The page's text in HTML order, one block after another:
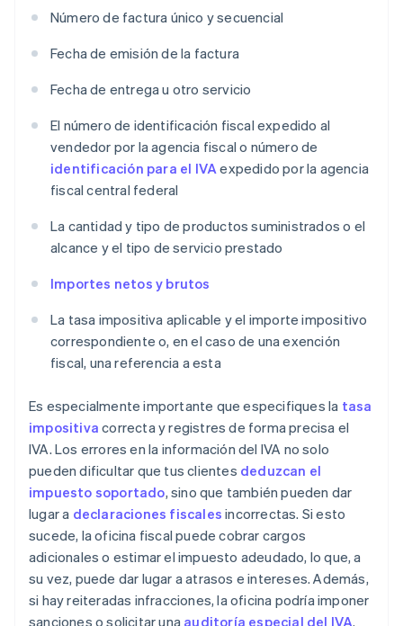
Número de factura único y secuencial
Fecha de emisión de la factura
Fecha de entrega u otro servicio
El número de identificación fiscal expedido al
vendedor por la agencia fiscal o número de
identificación para el IVAexpedido por la agencia
fiscal central federal
La cantidad y tipo de productos suministrados o el
alcance y el tipo de servicio prestado
Importes netos y brutos
La tasa impositiva aplicable y el importe impositivo
correspondiente o, en el caso de una exención
fiscal, una referencia a esta
Es especialmente importante que especifiques la tasa
impositiva correcta y registres de forma precisa el
IVA. Los errores en la información del IVA no solo
pueden dificultar que tus clientes deduzcan el
impuesto soportado, sino que también pueden dar
lugar a declaraciones fiscales incorrectas. Si esto
sucede, la oficina fiscal puede cobrar cargos
adicionales o estimar el impuesto adeudado, lo que, a
su vez, puede dar lugar a atrasos e intereses. Además,
si hay reiteradas infracciones, la oficina podría imponer
sanciones o solicitar una auditoría especial del IVA.